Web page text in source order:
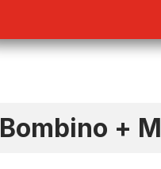
Bombino +